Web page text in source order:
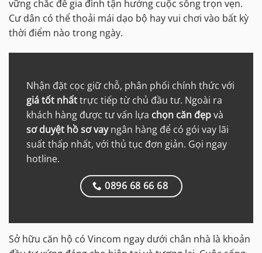
vững chắc để gia đình tận hưởng cuộc sống trọn vẹn.
Cư dân có thể thoải mái dạo bộ hay vui chơi vào bất kỳ
thời điểm nào trong ngày.
Nhận đặt cọc giữ chỗ, phân phối chính thức với
giá tốt nhấttrực tiếp từ chủ đầu tư. Ngoài ra
khách hàng được tư vấn lựa chọn căn đẹpvà
sơ duyệt hồ sơ vayngân hàng để có gói vay lãi
suất thấp nhất, với thủ tục đơn giản. Gọi ngay
hotline.
0896 68 66 68
Sở hữu căn hộ có Vincom ngay dưới chân nhà là khoản